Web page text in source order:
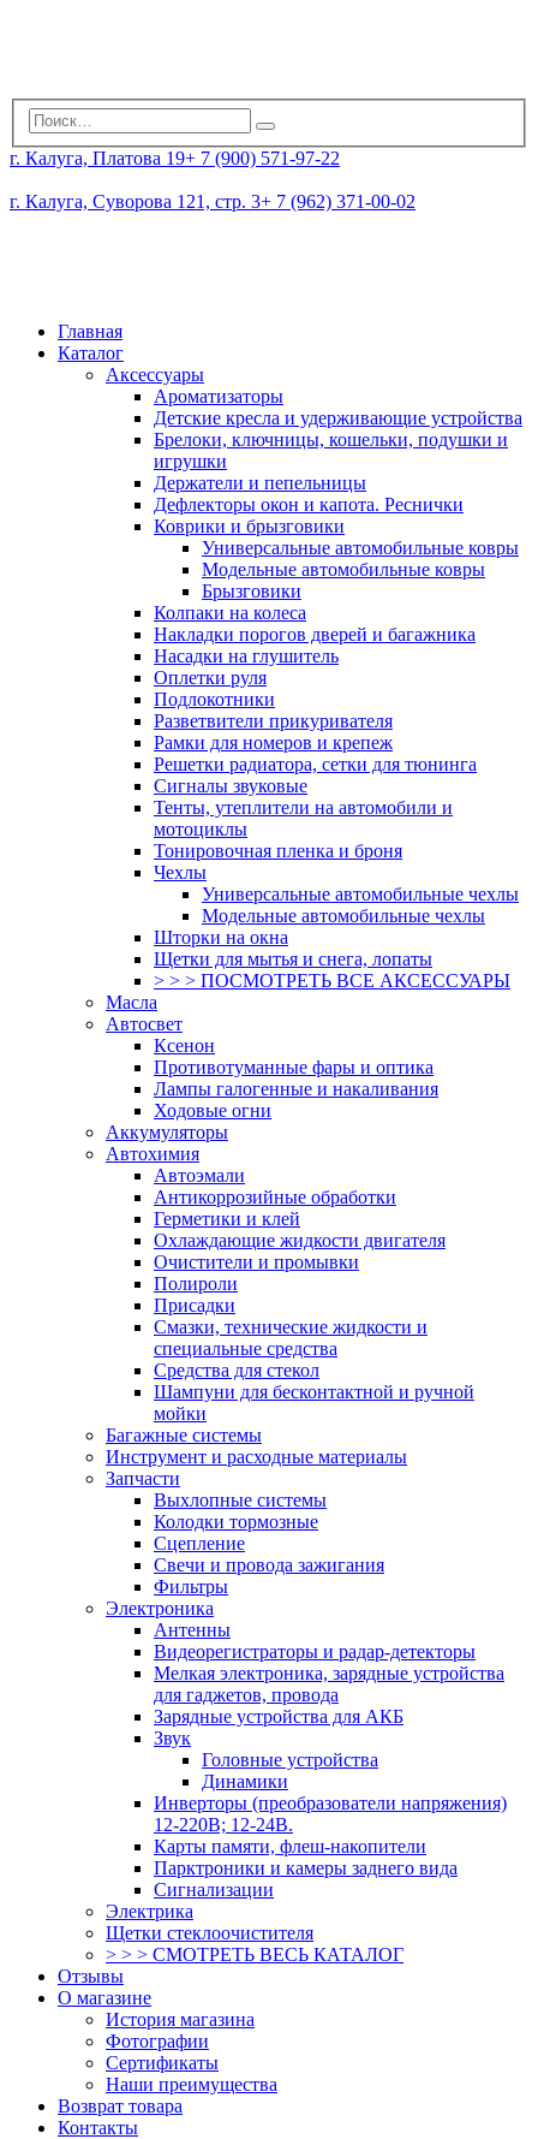
г. Калуга, Платова 19+ 7 (900) 571-97-22
г. Калуга, Суворова 121, стр. 3+ 7 (962) 371-00-02
Главная
Каталог
Аксессуары
Ароматизаторы
Детские кресла и удерживающие устройства
Брелоки, ключницы, кошельки, подушки и
игрушки
Держатели и пепельницы
Дефлекторы окон и капота. Реснички
Коврики и брызговики
Универсальные автомобильные ковры
Модельные автомобильные ковры
Брызговики
Колпаки на колеса
Накладки порогов дверей и багажника
Насадки на глушитель
Оплетки руля
Подлокотники
Разветвители прикуривателя
Рамки для номеров и крепеж
Решетки радиатора, сетки для тюнинга
Сигналы звуковые
Тенты, утеплители на автомобили и
мотоциклы
Тонировочная пленка и броня
Чехлы
Универсальные автомобильные чехлы
Модельные автомобильные чехлы
Шторки на окна
Щетки для мытья и снега, лопаты
> > > ПОСМОТРЕТЬ ВСЕ АКСЕССУАРЫ
Масла
Автосвет
Ксенон
Противотуманные фары и оптика
Лампы галогенные и накаливания
Ходовые огни
Аккумуляторы
Автохимия
Автоэмали
Антикоррозийные обработки
Герметики и клей
Охлаждающие жидкости двигателя
Очистители и промывки
Полироли
Присадки
Смазки, технические жидкости и
специальные средства
Средства для стекол
Шампуни для бесконтактной и ручной
мойки
Багажные системы
Инструмент и расходные материалы
Запчасти
Выхлопные системы
Колодки тормозные
Сцепление
Свечи и провода зажигания
Фильтры
Электроника
Антенны
Видеорегистраторы и радар-детекторы
Мелкая электроника, зарядные устройства
для гаджетов, провода
Зарядные устройства для АКБ
Звук
Головные устройства
Динамики
Инверторы (преобразователи напряжения)
12-220В; 12-24В.
Карты памяти, флеш-накопители
Парктроники и камеры заднего вида
Сигнализации
Электрика
Щетки стеклоочистителя
> > > СМОТРЕТЬ ВЕСЬ КАТАЛОГ
Отзывы
О магазине
История магазина
Фотографии
Сертификаты
Наши преимущества
Возврат товара
Контакты